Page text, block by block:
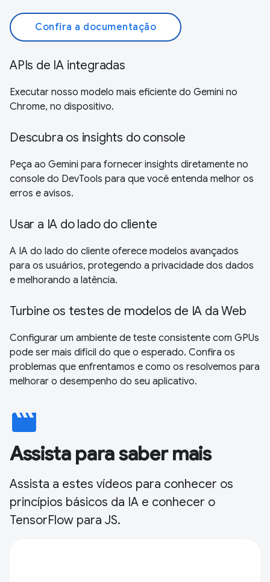
Confira a documentação
APIs de IA integradas
Executar nosso modelo mais eficiente do Gemini no
Chrome, no dispositivo.
Descubra os insights do console
Peça ao Gemini para fornecer insights diretamente no
console do DevTools para que você entenda melhor os
erros e avisos.
Usar a IA do lado do cliente
A IA do lado do cliente oferece modelos avançados
para os usuários, protegendo a privacidade dos dados
e melhorando a latência.
Turbine os testes de modelos de IA da Web
Configurar um ambiente de teste consistente com GPUs
pode ser mais difícil do que o esperado. Confira os
problemas que enfrentamos e como os resolvemos para
melhorar o desempenho do seu aplicativo.
movie
Assista para saber mais
Assista a estes vídeos para conhecer os
princípios básicos da IA e conhecer o
TensorFlow para JS.